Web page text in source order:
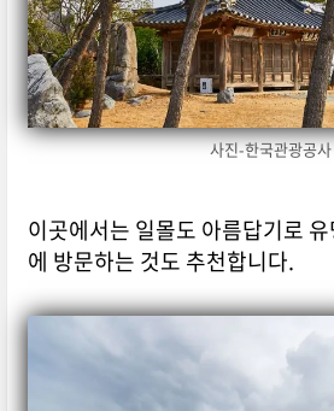
사진-한국관광공사
이곳에서는 일몰도 아름답기로
에 방문하는 것도 추천합니다.